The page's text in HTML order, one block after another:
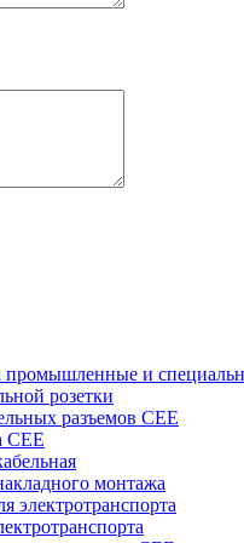
промышленные и
розетки
разъемов CEE
CEE
монтажа
электротранспорта